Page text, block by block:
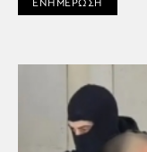
ΕΝΗΜΕΡΩΣΗ